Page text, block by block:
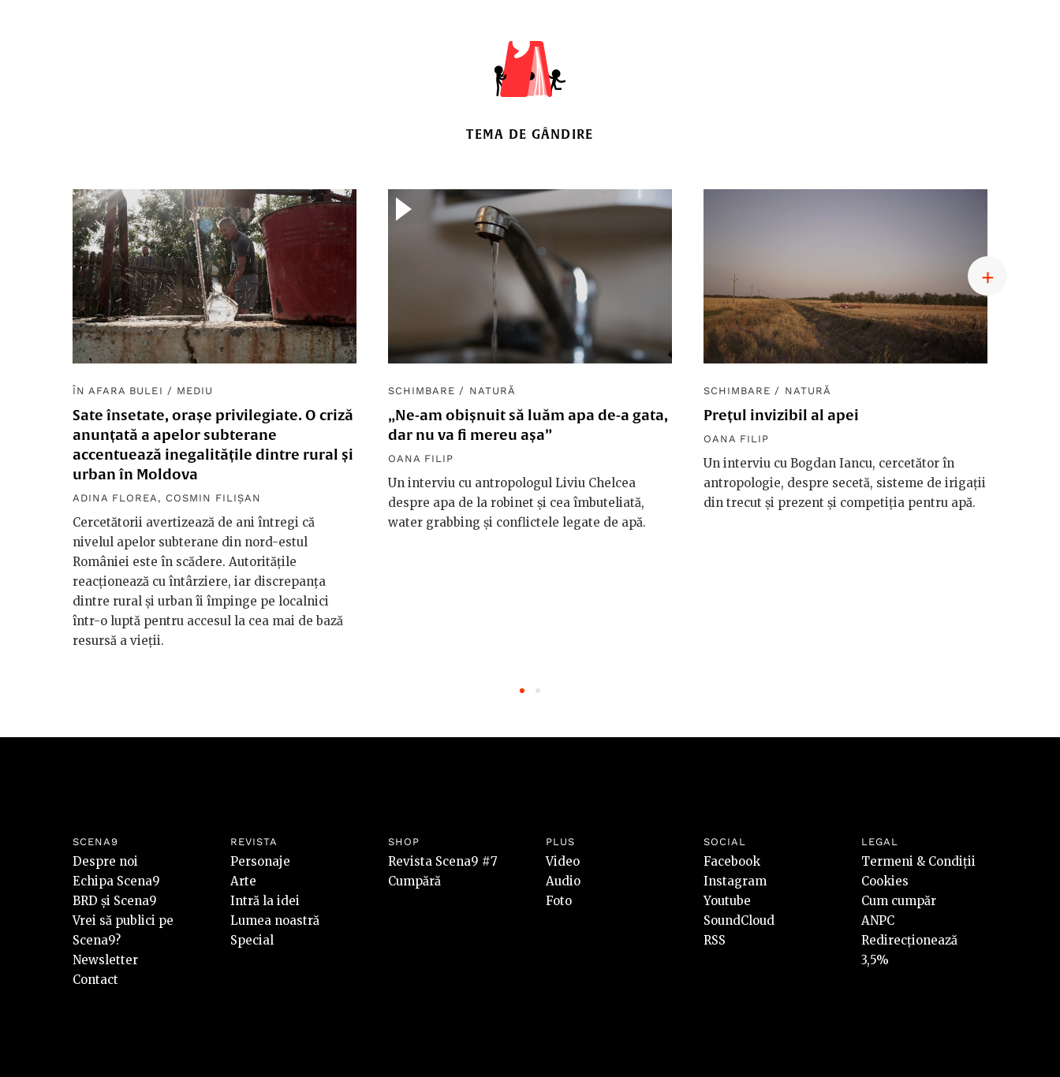
TEMA DE GÂNDIRE
ÎN AFARA BULEI / MEDIU
Sate însetate, orașe privilegiate. O criză
anunțată a apelor subterane
accentuează inegalitățile dintre rural și
urban în Moldova
ADINA FLOREA , COSMIN FILIȘAN
Cercetătorii avertizează de ani întregi că
nivelul apelor subterane din nord-estul
României este în scădere. Autoritățile
reacționează cu întârziere, iar discrepanța
dintre rural și urban îi împinge pe localnici
într-o luptă pentru accesul la cea mai de bază
resursă a vieții.
SCHIMBARE / NATURĂ
„Ne-am obișnuit să luăm apa de-a gata,
dar nu va fi mereu așa”
OANA FILIP
Un interviu cu antropologul Liviu Chelcea
despre apa de la robinet și cea îmbuteliată,
water grabbing și conflictele legate de apă.
SCHIMBARE / NATURĂ
Prețul invizibil al apei
OANA FILIP
Un interviu cu Bogdan Iancu, cercetător în
antropologie, despre secetă, sisteme de irigații
din trecut și prezent și competiția pentru apă.
SCENA9
Despre noi
Echipa Scena9
BRD și Scena9
Vrei să publici pe
Scena9?
Newsletter
Contact
REVISTA
Personaje
Arte
Intră la idei
Lumea noastră
Special
SHOP
Revista Scena9 #7
Cumpără
PLUS
Video
Audio
Foto
SOCIAL
Facebook
Instagram
Youtube
SoundCloud
RSS
LEGAL
Termeni & Condiții
Cookies
Cum cumpăr
ANPC
Redirecționează
3,5%